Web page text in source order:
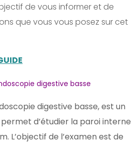
de vous informer et de
que vous vous posez sur cet
digestive basse
digestive basse, est un
d’étudier la paroi interne
L’objectif de l’examen est de